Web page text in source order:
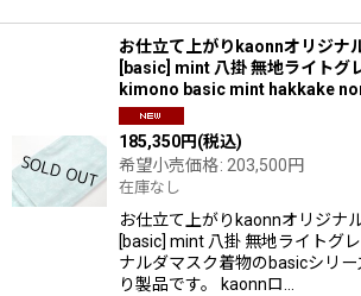
お仕立て上がりkaonnオリジナ
[basic] mint 八掛 無地ライトグ
kimono basic mint hakkake
185,350円(税込)
希望小売価格: 203,500円
在庫なし
お仕立て上がりkaonnオリジナ
[basic] mint 八掛 無地ライトグ
ナルダマスク着物のbasicシリ
り製品です。 kaonnロ…